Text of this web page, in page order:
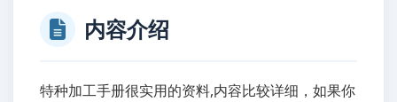
内容介绍
特种加工手册很实用的资料,内容比较详细，如果你